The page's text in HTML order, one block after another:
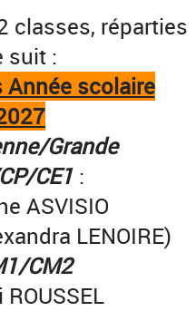
classes, réparties
suit :
scolaire
Grande
CE1:
ASVISIO
LENOIRE)
CM2